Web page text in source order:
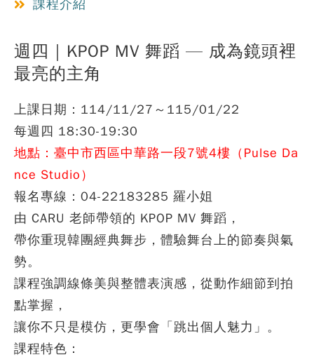
課程介紹
週四｜KPOP MV 舞蹈 — 成為鏡頭裡
最亮的主角
上課日期：114/11/27～115/01/22
每週四 18:30-19:30
地點：臺中市西區中華路一段7號4樓（Pulse Da
nce Studio）
報名專線：04-22183285 羅小姐
由 CARU 老師帶領的 KPOP MV 舞蹈，
帶你重現韓團經典舞步，體驗舞台上的節奏與氣
勢。
課程強調線條美與整體表演感，從動作細節到拍
點掌握，
讓你不只是模仿，更學會「跳出個人魅力」。
課程特色：